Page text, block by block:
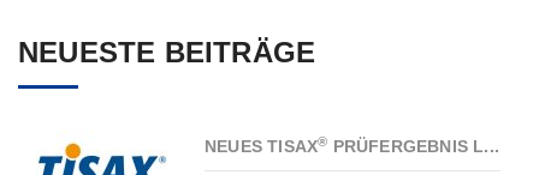
NEUESTE BEITRÄGE
NEUES TISAX® PRÜFERGEBNIS L...